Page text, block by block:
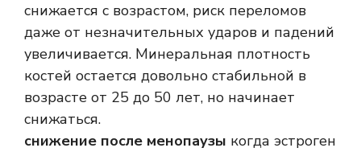
снижается с возрастом, риск переломов
даже от незначительных ударов и падений
увеличивается. Минеральная плотность
костей остается довольно стабильной в
возрасте от 25 до 50 лет, но начинает
снижаться.
снижение после менопаузы когда эстроген